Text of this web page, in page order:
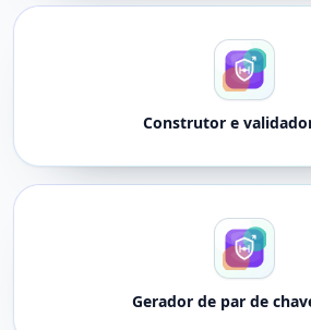
Construtor e
Gerador de par de